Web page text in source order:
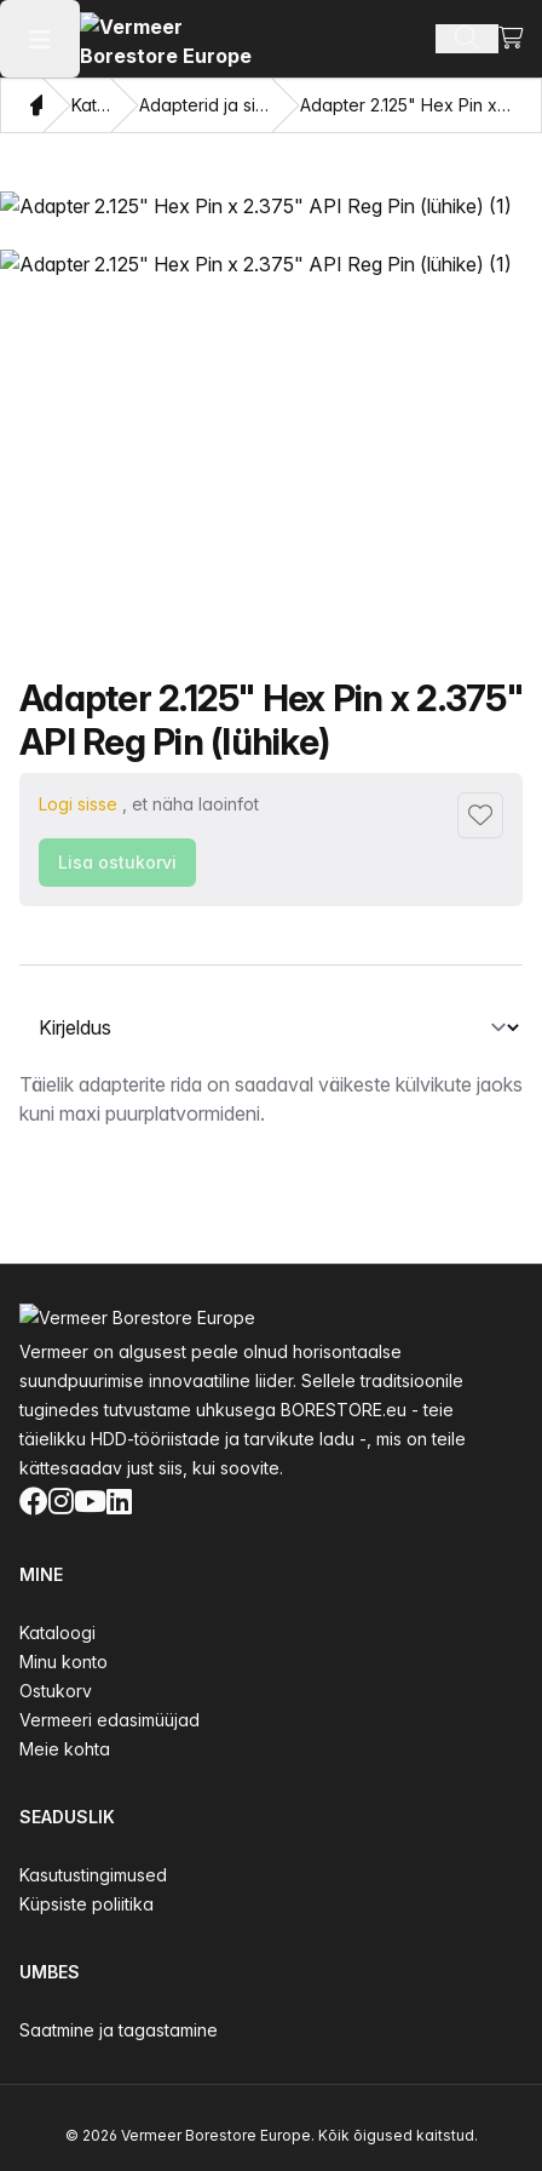
Ava peamenüü Otsi
KoduKataloogi Adapterid ja silmade tõmbamine Adapter 2.125" Hex Pin x 2.375" API Reg Pin (lühike)
Toote nimi
Adapter 2.125" Hex Pin x 2.375"
API Reg Pin (lühike)
Logi sisse , et näha laoinfot
Lisa
Lisa ostukorvi
Vahekaardi valimine
Kirjeldus
Täielik adapterite rida on saadaval väikeste külvikute jaoks
kuni maxi puurplatvormideni.
Vermeer on algusest peale olnud horisontaalse
suundpuurimise innovaatiline liider. Sellele traditsioonile
tuginedes tutvustame uhkusega BORESTORE.eu - teie
täielikku HDD-tööriistade ja tarvikute ladu -, mis on teile
kättesaadav just siis, kui soovite.
Facebook
Instagram
YouTube
LinkedIn
MINE
Kataloogi
Minu konto
Ostukorv
Vermeeri edasimüüjad
Meie kohta
SEADUSLIK
Kasutustingimused
Küpsiste poliitika
UMBES
Saatmine ja tagastamine
© 2026 Vermeer Borestore Europe. Kõik õigused kaitstud.